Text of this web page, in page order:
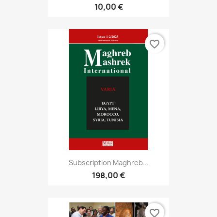
10,00 €
Subscription Maghreb...
198,00 €
favorite_border
favorite_border